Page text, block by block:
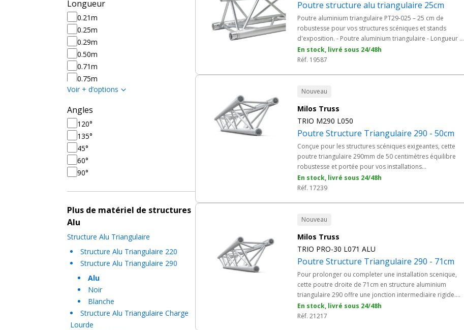
Longueur
0.21m
0.25m
0.29m
0.50m
0.71m
0.75m
1m
2m
2m50
3m
3m50
4m
4m50
Voir + d’options
Angles
120°
135°
45°
60°
90°
Plus de matériel de structures
Alu
Structure Alu Triangulaire
Structure Alu Triangulaire 220
Structure Alu Triangulaire 290
Alu
Noir
Blanche
Structure Alu Triangulaire Charge
Lourde
Poutre structure alu triangulaire 25cm
Poutre aluminium triangulaire PT29-025 – 25 cm de
robustesse pour vos structures scéniques et stands
d'exposition. - Poutre aluminium triangulaire - Longueur :
25 cm
En stock, livré sous 24/48h
Réf. 19587
Nouveau
Milos Truss
TRIO M290 L050
Poutre Structure Triangulaire 290 - 50cm
Conçue pour les structures scéniques exigeantes, cette
poutre triangulaire 290mm de 50 centimètres équilibre
robustesse et portée pour vos installations
événementielles, ponts d'éclairage et grills techniques. La
section triangulaire 290mm en alliage 6082 supporte vos
En stock, livré sous 24/48h
Réf. 17239
Nouveau
Milos Truss
TRIO PRO-30 L071 ALU
Poutre Structure Triangulaire 290 - 71cm
Pour prolonger ou completer une installation scenique,
cette poutre droite de 71cm en structure aluminium
triangulaire 290 offre une jonction intermediaire rigide.
Issue de la gamme Milos PRO-30, elle s'integre dans les
ponts d'eclairage, grills et stands et se monte avec son kit
En stock, livré sous 24/48h
Réf. 21217